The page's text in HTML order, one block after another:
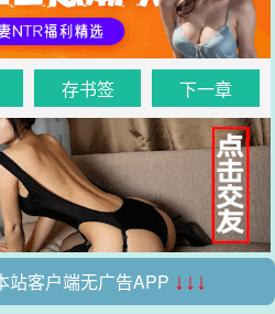
存书签 下一章
站客户端无广告APP ↓↓↓